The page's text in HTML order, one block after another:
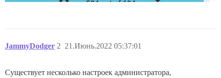
JammyDodger 21.Июнь.2022 05:37:01
2
Существует несколько настроек администратора,